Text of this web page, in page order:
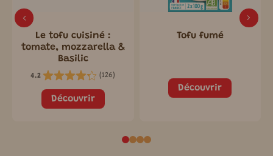
Le tofu cuisiné :
tomate, mozzarella &
Basilic
4.2 (126)
Découvrir
Tofu fumé
Découvrir